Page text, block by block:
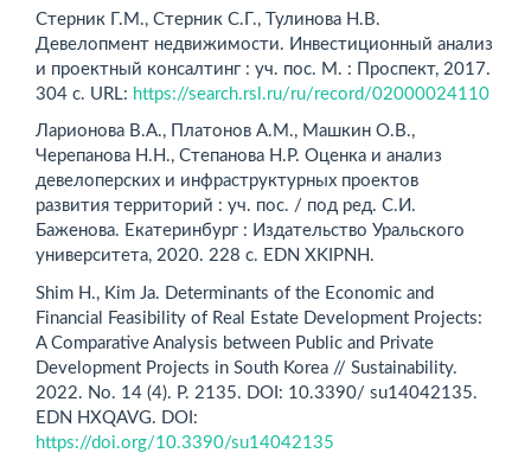
Стерник Г.М., Стерник С.Г., Тулинова Н.В.
Девелопмент недвижимости. Инвестиционный анализ
и проектный консалтинг : уч. пос. М. : Проспект, 2017.
304 с. URL: https://search.rsl.ru/ru/record/02000024110
Ларионова В.А., Платонов А.М., Машкин О.В.,
Черепанова Н.Н., Степанова Н.Р. Оценка и анализ
девелоперских и инфраструктурных проектов
развития территорий : уч. пос. / под ред. С.И.
Баженова. Екатеринбург : Издательство Уральского
университета, 2020. 228 с. EDN XKIPNH.
Shim H., Kim Ja. Determinants of the Economic and
Financial Feasibility of Real Estate Development Projects:
A Comparative Analysis between Public and Private
Development Projects in South Korea // Sustainability.
2022. No. 14 (4). P. 2135. DOI: 10.3390/ su14042135.
EDN HXQAVG. DOI:
https://doi.org/10.3390/su14042135